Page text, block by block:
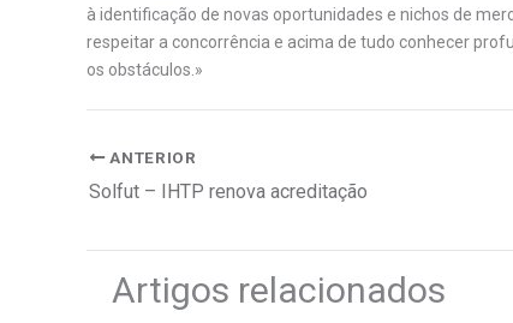
à identificação de novas oportunidades e nichos de
respeitar a concorrência e acima de tudo conhecer
os obstáculos.»
ANTERIOR
Solfut – IHTP renova acreditação
Artigos relacionados